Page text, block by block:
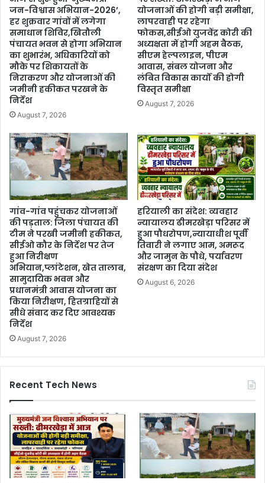
जन-विश्वास अभियान-2026’,
हर शुक्रवार गांवों में लगेगा
समाधान शिविर,खितौली
पंचायत भवन से होगा अभियान
का शुभारंभ, अधिकारियों को
मौके पर शिकायतों के
निराकरण और योजनाओं की
जमीनी हकीकत परखने के
निर्देश
August 7, 2026
योजनाओं की होगी बड़ी समीक्षा,
लापरवाही पर रहेगा
फोकस,सीईओ युजवेंद्र कोरी की
अध्यक्षता में होगी अहम बैठक,
सीएम हेल्पलाइन, पीएम
आवास, संबल योजना और
लंबित विकास कार्यों की होगी
विस्तृत समीक्षा
August 7, 2026
गांव-गांव पहुंचकर योजनाओं
की पड़ताल: जिला पंचायत की
टीम ने परखी जमीनी हकीकत,
सीईओ कौर के निर्देश पर तेज
हुआ निरीक्षण
अभियान,प्लांटेशन, खेत तालाब,
सामुदायिक भवन और
प्रधानमंत्री आवास योजना का
किया निरीक्षण, हितग्राहियों से
सीधे संवाद कर दिए आवश्यक
निर्देश
August 7, 2026
हरियाली का संदेश: व्यवहार
न्यायालय ढीमरखेड़ा परिसर में
हुआ पौधरोपण,न्यायाधीश पूर्वी
तिवारी ने लगाए आम, अमरूद
और जामुन के पौधे, पर्यावरण
संरक्षण का दिया संदेश
August 6, 2026
Recent Tech News